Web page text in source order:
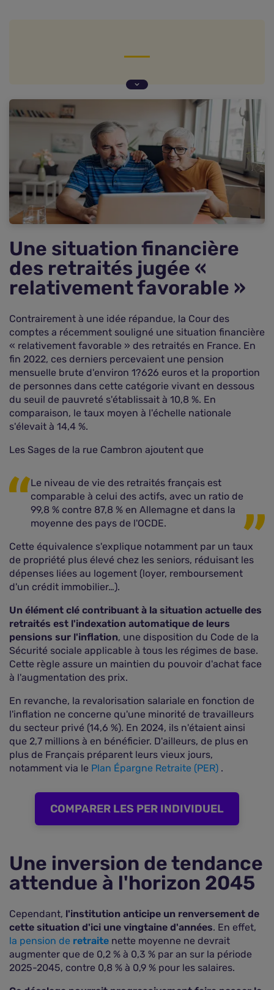
relativement favorable »
Une inversion de tendance attendue à l'horizon
2045
Une situation financière
des retraités jugée «
relativement favorable »
Contrairement à une idée répandue, la Cour des
comptes a récemment souligné une situation financière
« relativement favorable » des retraités en France. En
fin 2022, ces derniers percevaient une pension
mensuelle brute d'environ 1?626 euros et la proportion
de personnes dans cette catégorie vivant en dessous
du seuil de pauvreté s'établissait à 10,8 %. En
comparaison, le taux moyen à l'échelle nationale
s'élevait à 14,4 %.
Les Sages de la rue Cambron ajoutent que
Le niveau de vie des retraités français est
comparable à celui des actifs, avec un ratio de
99,8 % contre 87,8 % en Allemagne et dans la
moyenne des pays de l'OCDE.
Cette équivalence s'explique notamment par un taux
de propriété plus élevé chez les seniors, réduisant les
dépenses liées au logement (loyer, remboursement
d'un crédit immobilier…).
Un élément clé contribuant à la situation actuelle des
retraités est l'indexation automatique de leurs
pensions sur l'inflation, une disposition du Code de la
Sécurité sociale applicable à tous les régimes de base.
Cette règle assure un maintien du pouvoir d'achat face
à l'augmentation des prix.
En revanche, la revalorisation salariale en fonction de
l'inflation ne concerne qu'une minorité de travailleurs
du secteur privé (14,6 %). En 2024, ils n'étaient ainsi
que 2,7 millions à en bénéficier. D'ailleurs, de plus en
plus de Français préparent leurs vieux jours,
notamment via le Plan Épargne Retraite (PER) .
COMPARER LES PER INDIVIDUEL
Une inversion de tendance
attendue à l'horizon 2045
Cependant, l'institution anticipe un renversement de
cette situation d'ici une vingtaine d'années. En effet,
la pension de retraite nette moyenne ne devrait
augmenter que de 0,2 % à 0,3 % par an sur la période
2025-2045, contre 0,8 % à 0,9 % pour les salaires.